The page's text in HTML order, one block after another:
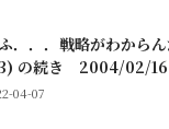
．．．戦略がわからん
の続き 2004/02/16
04-07